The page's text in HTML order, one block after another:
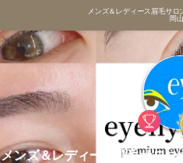
メンズ＆レディース眉毛サロ
岡
メンズ＆レディース眉毛サロ